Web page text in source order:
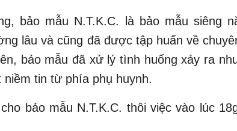
bảo mẫu N.T.K.C. là bảo mẫu siêng
lâu và cũng đã được tập huấn về
bảo mẫu đã xử lý tình huống xảy ra
niềm tin từ phía phụ huynh.
bảo mẫu N.T.K.C. thôi việc vào lúc